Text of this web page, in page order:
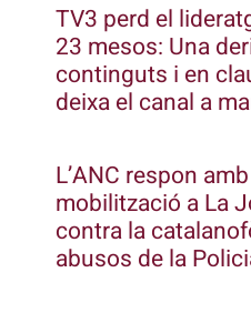
TV3 perd el
23 mesos: Una
continguts i en
deixa el canal a
L’ANC respon
mobilització a La
contra la
abusos de la